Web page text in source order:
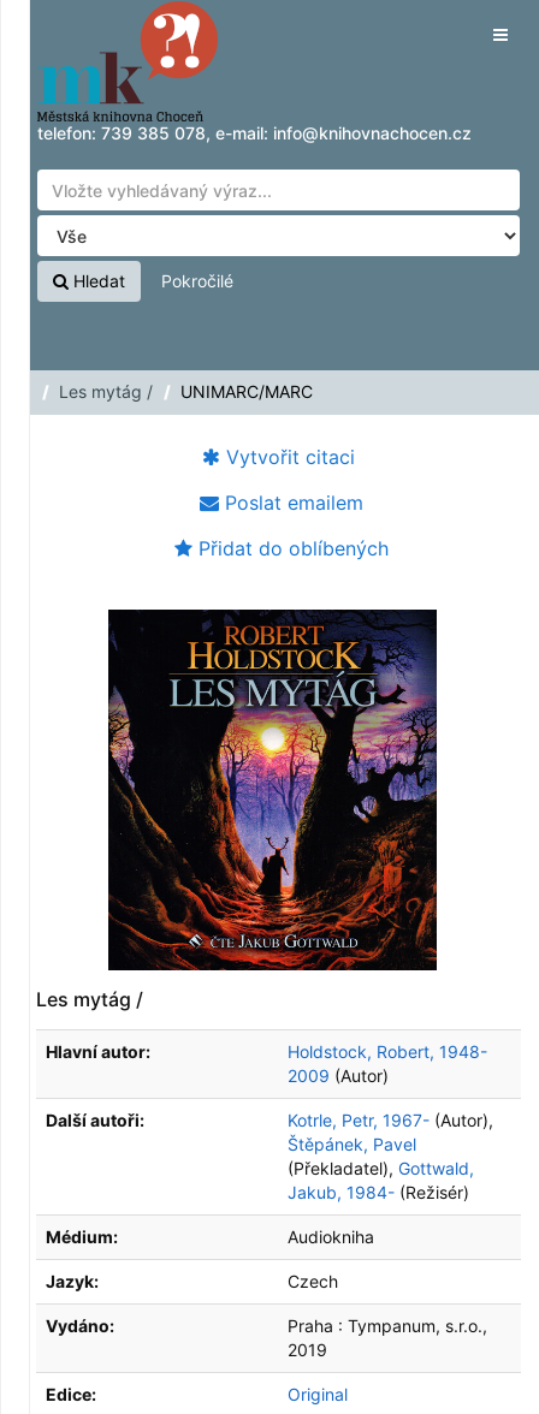
Přeskočit na obsah
telefon: 739 385 078, e-mail: info@knihovnachocen.cz
Hledat Pokročilé
Les mytág / UNIMARC/MARC
Vytvořit citaci
Poslat emailem
Přidat do oblíbených
Les mytág /
Hlavní autor:
Holdstock, Robert, 1948-
2009 (Autor)
Další autoři: Kotrle, Petr, 1967- (Autor),
Štěpánek, Pavel
(Překladatel), Gottwald,
Jakub, 1984- (Režisér)
Médium: Audiokniha
Jazyk: Czech
Vydáno: Praha : Tympanum, s.r.o.,
2019
Edice: Original